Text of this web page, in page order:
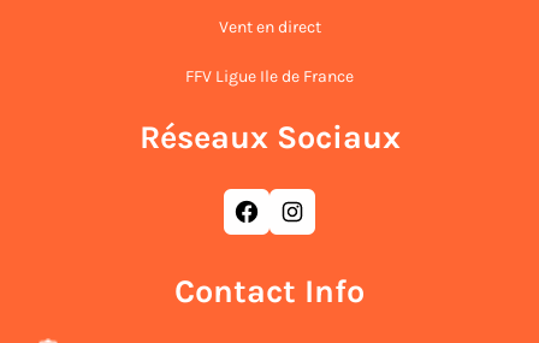
Vent en direct
FFV Ligue Ile de France
Réseaux Sociaux
Facebook Instagram
Contact Info